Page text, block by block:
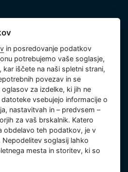
Mestnem sodišču v Pragi,
in posredovanje podatkov
potrebujemo vaše soglasje,
iščete na naši spletni strani,
povezav in se
za izdelke, ki jih ne
vsebujejo informacije o
nastavitvah in – predvsem –
za vaš brskalnik. Katero
obdelavo teh podatkov, je v
soglasij lahko
mesta in storitev, ki so